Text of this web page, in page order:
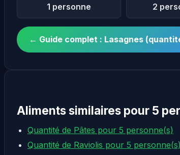
1 personne 2
← Guide complet : Lasagnes
Aliments similaires pour 5
Quantité de Pâtes pour 5 personne(s)
Quantité de Raviolis pour 5 personne(s)